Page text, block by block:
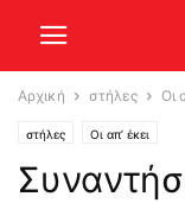
Αρχική στήλες Οι
στήλες Οι απ’ έκει